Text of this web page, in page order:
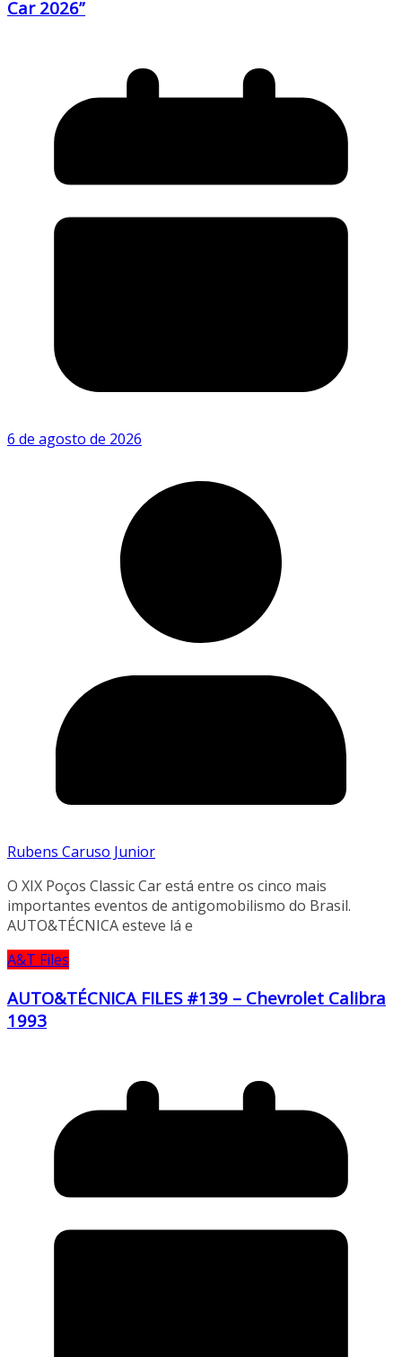
Car 2026”
6 de agosto de 2026
Rubens Caruso Junior
O XIX Poços Classic Car está entre os cinco mais
importantes eventos de antigomobilismo do Brasil.
AUTO&TÉCNICA esteve lá e
A&T Files
AUTO&TÉCNICA FILES #139 – Chevrolet Calibra
1993